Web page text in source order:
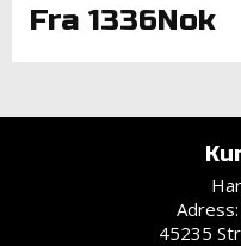
Fra 1336Nok
45235